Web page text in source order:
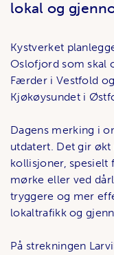
lokal og
Kystverket
Oslofjord som skal
Færder i Vestfold
Kjøkøysundet i
Dagens merking i
utdatert. Det gir
kollisjoner, spesielt
mørke eller ved
tryggere og mer
lokaltrafikk og
På strekningen